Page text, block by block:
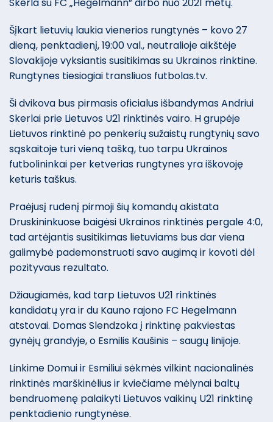
Skerla su FC „Hegelmann” dirbo nuo 2021 metų.
Šįkart lietuvių laukia vienerios rungtynės – kovo 27
dieną, penktadienį, 19:00 val., neutralioje aikštėje
Slovakijoje vyksiantis susitikimas su Ukrainos rinktine.
Rungtynes tiesiogiai transliuos futbolas.tv.
Ši dvikova bus pirmasis oficialus išbandymas Andriui
Skerlai prie Lietuvos U21 rinktinės vairo. H grupėje
Lietuvos rinktinė po penkerių sužaistų rungtynių savo
sąskaitoje turi vieną tašką, tuo tarpu Ukrainos
futbolininkai per ketverias rungtynes yra iškovoję
keturis taškus.
Praėjusį rudenį pirmoji šių komandų akistata
Druskininkuose baigėsi Ukrainos rinktinės pergale 4:0,
tad artėjantis susitikimas lietuviams bus dar viena
galimybė pademonstruoti savo augimą ir kovoti dėl
pozityvaus rezultato.
Džiaugiamės, kad tarp Lietuvos U21 rinktinės
kandidatų yra ir du Kauno rajono FC Hegelmann
atstovai. Domas Slendzoka į rinktinę pakviestas
gynėjų grandyje, o Esmilis Kaušinis – saugų linijoje.
Linkime Domui ir Esmiliui sėkmės vilkint nacionalinės
rinktinės marškinėlius ir kviečiame mėlynai baltų
bendruomenę palaikyti Lietuvos vaikinų U21 rinktinę
penktadienio rungtynėse.